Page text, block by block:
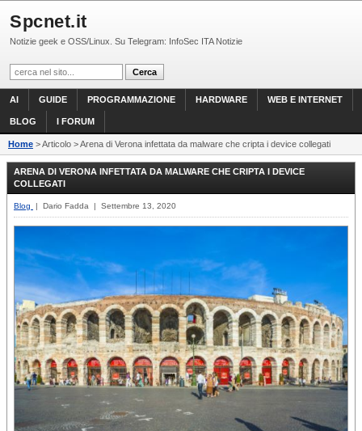
Spcnet.it
Notizie geek e OSS/Linux. Su Telegram: InfoSec ITA Notizie
AI GUIDE PROGRAMMAZIONE HARDWARE WEB E INTERNET
BLOG I FORUM
Home > Articolo > Arena di Verona infettata da malware che cripta i device collegati
ARENA DI VERONA INFETTATA DA MALWARE CHE CRIPTA I DEVICE
COLLEGATI
Blog | Dario Fadda | Settembre 13, 2020